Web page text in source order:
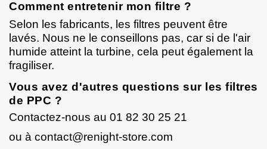
Comment entretenir mon filtre ?
Selon les fabricants, les filtres peuvent être
lavés. Nous ne le conseillons pas, car si de l'air
humide atteint la turbine, cela peut également la
fragiliser.
Vous avez d'autres questions sur les filtres
de PPC ?
Contactez-nous au 01 82 30 25 21
ou à contact@renight-store.com